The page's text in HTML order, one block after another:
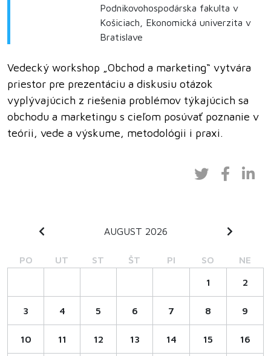
Podnikovohospodárska fakulta v
Košiciach, Ekonomická univerzita v
Bratislave
Vedecký workshop „Obchod a marketing“ vytvára
priestor pre prezentáciu a diskusiu otázok
vyplývajúcich z riešenia problémov týkajúcich sa
obchodu a marketingu s cieľom posúvať poznanie v
teórii, vede a výskume, metodológii i praxi.
AUGUST 2026
PO UT ST ŠT PI SO NE
1 2
3 4 5 6 7 8 9
10 11 12 13 14 15 16